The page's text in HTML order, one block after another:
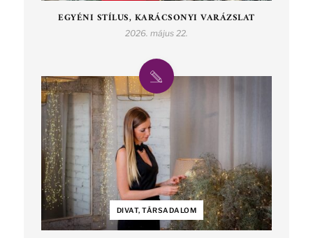
EGYÉNI STÍLUS, KARÁCSONYI VARÁZSLAT
2026. május 22.
DIVAT, TÁRSADALOM